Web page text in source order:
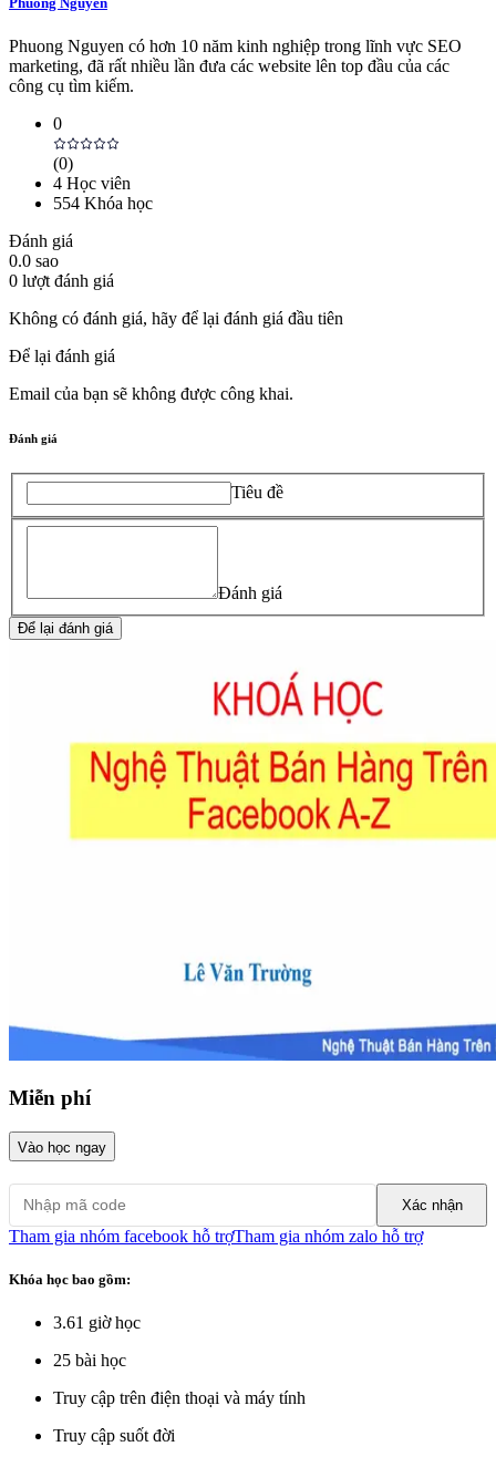
Phuong Nguyen có hơn 10 năm kinh nghiệp trong lĩnh vực SEO
marketing, đã rất nhiều lần đưa các website lên top đầu của các
công cụ tìm kiếm.
0
(0)
4 Học viên
554 Khóa học
Đánh giá
0.0 sao
0 lượt đánh giá
Không có đánh giá, hãy để lại đánh giá đầu tiên
Để lại đánh giá
Email của bạn sẽ không được công khai.
Đánh giá
Tiêu đề
Đánh giá
Để lại đánh giá
Miễn phí
Vào học ngay
Xác nhận
Tham gia nhóm facebook hỗ trợTham gia nhóm zalo hỗ trợ
Khóa học bao gồm:
3.61 giờ học
25 bài học
Truy cập trên điện thoại và máy tính
Truy cập suốt đời